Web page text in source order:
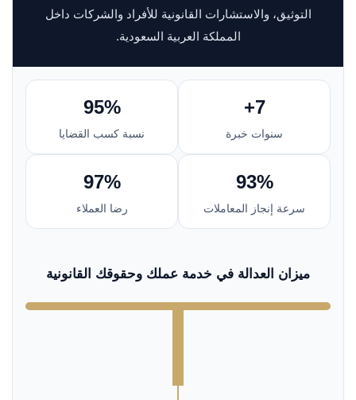
التوثيق، والاستشارات القانونية للأفراد والشركات داخل
المملكة العربية السعودية.
7+
سنوات خبرة
95%
نسبة كسب القضايا
93%
سرعة إنجاز المعاملات
97%
رضا العملاء
ميزان العدالة في خدمة عملك وحقوقك القانونية